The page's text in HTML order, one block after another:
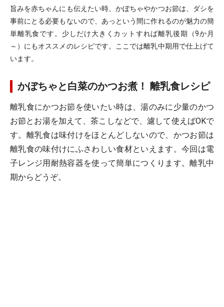
旨みを赤ちゃんにも伝えたい時、かぼちゃやかつお節は、ダシを
事前にとる必要もないので、あっという間に作れるのが魅力の簡
単離乳食です。少しだけ大きくカットすれば離乳後期（9か月
～）にもオススメのレシピです。ここでは離乳中期用で仕上げて
います。
かぼちゃと白菜のかつお煮！ 離乳食レシピ
離乳食にかつお節を使いたい時は、湯のみに少量のかつ
お節とお湯を加えて、茶こしなどで、濾して使えばOKで
す。離乳食は味付けをほとんどしないので、かつお節は
離乳食の味付けにふさわしい食材といえます。今回は電
子レンジ用耐熱容器を使って簡単につくります。離乳中
期からどうぞ。